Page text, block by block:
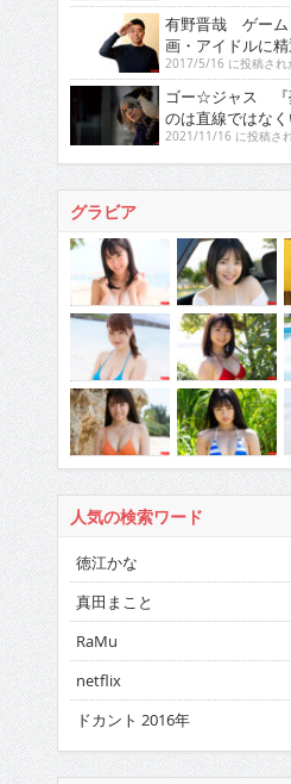
有野晋哉 ゲーム
画・アイドルに
2017/5/16 に投稿され
ゴー☆ジャス 『
のは直線ではなく
2021/11/16 に投稿さ
グラビア
人気の検索ワード
徳江かな
真田まこと
RaMu
netflix
ドカント 2016年